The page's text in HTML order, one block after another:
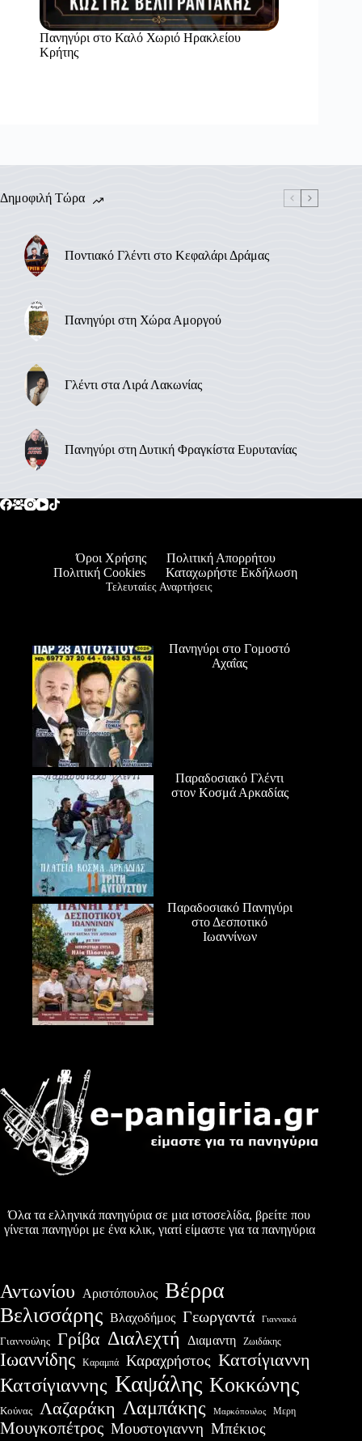
Πανηγύρι στο Καλό Χωριό Ηρακλείου
Κρήτης
Δημοφιλή Τώρα
Ποντιακό Γλέντι στο Κεφαλάρι Δράμας
Πανηγύρι στη Χώρα Αμοργού
Γλέντι στα Λιρά Λακωνίας
Πανηγύρι στη Δυτική Φραγκίστα Ευρυτανίας
Όροι Χρήσης
Πολιτική Απορρήτου
Πολιτική Cookies
Καταχωρήστε Εκδήλωση
Τελευταίες Αναρτήσεις
Πανηγύρι στο Γομοστό
Αχαΐας
Παραδοσιακό Γλέντι
στον Κοσμά Αρκαδίας
Παραδοσιακό Πανηγύρι
στο Δεσποτικό
Ιωαννίνων
Όλα τα ελληνικά πανηγύρια σε μια ιστοσελίδα, βρείτε που
γίνεται πανηγύρι με ένα κλικ, γιατί είμαστε για τα πανηγύρια
Αντωνίου Αριστόπουλος Βέρρα
Βελισσάρης Βλαχοδήμος Γεωργαντά Γιαννακά
Γιαννούλης Γρίβα Διαλεχτή Διαμαντη Ζωιδάκης
Ιωαννίδης Καραμπά Καραχρήστος Κατσίγιαννη
Κατσίγιαννης Καψάλης Κοκκώνης
Κούνας Λαζαράκη Λαμπάκης Μαρκόπουλος Μερη
Μουγκοπέτρος Μουστογιαννη Μπέκιος